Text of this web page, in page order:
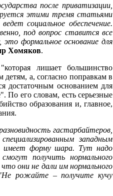
после приватизации,
этими тремя статьями
социальное обеспечение.
под вопрос ставится все
это формальное основание для
Хомяков.
лишает большинство
детям, а, согласно поправкам в
достаточным основанием для
По его словам, есть серьезные
образования и, главное,
гастарбайтеров,
западным
имеет форму шара. Тут надо
получить нормального
они не дали им нормального
рожайте – получите кучу